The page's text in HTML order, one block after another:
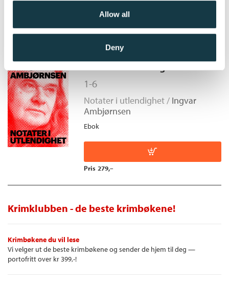
Allow all
Deny
1-6
Notater i utlendighet / Ingvar
Ambjørnsen
Ebok
Pris 279,–
Krimklubben - de beste krimbøkene!
Krimbøkene du vil lese
Vi velger ut de beste krimbøkene og sender de hjem til deg —
portofritt over kr 399,-!